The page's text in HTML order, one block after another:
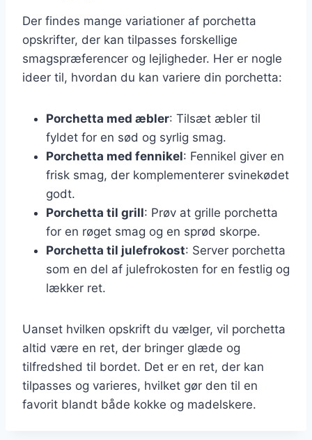
Der findes mange variationer af porchetta
opskrifter, der kan tilpasses forskellige
smagspræferencer og lejligheder. Her er nogle
ideer til, hvordan du kan variere din porchetta:
Porchetta med æbler: Tilsæt æbler til
fyldet for en sød og syrlig smag.
Porchetta med fennikel: Fennikel giver en
frisk smag, der komplementerer svinekødet
godt.
Porchetta til grill: Prøv at grille porchetta
for en røget smag og en sprød skorpe.
Porchetta til julefrokost: Server porchetta
som en del af julefrokosten for en festlig og
lækker ret.
Uanset hvilken opskrift du vælger, vil porchetta
altid være en ret, der bringer glæde og
tilfredshed til bordet. Det er en ret, der kan
tilpasses og varieres, hvilket gør den til en
favorit blandt både kokke og madelskere.